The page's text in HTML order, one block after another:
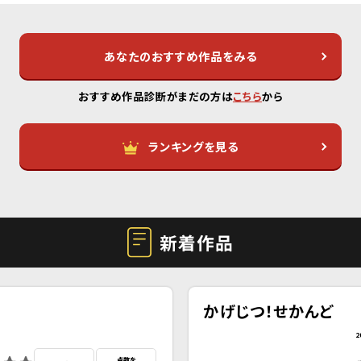
あなたのおすすめ作品をみる
おすすめ作品診断がまだの方はこちらから
ランキングを見る
新着作品
かげじつ！せかんど